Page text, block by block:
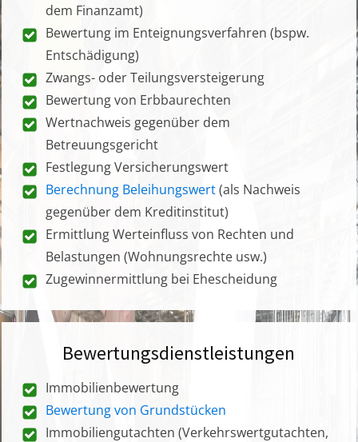
dem Finanzamt)
Bewertung im Enteignungsverfahren (bspw.
Entschädigung)
Zwangs- oder Teilungsversteigerung
Bewertung von Erbbaurechten
Wertnachweis gegenüber dem
Betreuungsgericht
Festlegung Versicherungswert
Berechnung Beleihungswert(als Nachweis
gegenüber dem Kreditinstitut)
Ermittlung Werteinfluss von Rechten und
Belastungen (Wohnungsrechte usw.)
Zugewinnermittlung bei Ehescheidung
Bewertungsdienstleistungen
Immobilienbewertung
Bewertung von Grundstücken
Immobiliengutachten (Verkehrswertgutachten,